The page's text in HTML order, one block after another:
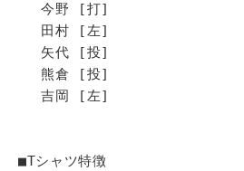
今野 [打]
田村 [左]
矢代 [投]
熊倉 [投]
吉岡 [左]
■Tシャツ特徴